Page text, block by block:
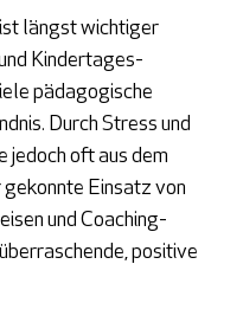
längst wichtiger
Kindertages-
pädagogische
Durch Stress und
jedoch oft aus dem
Einsatz von
und Coaching-
positive